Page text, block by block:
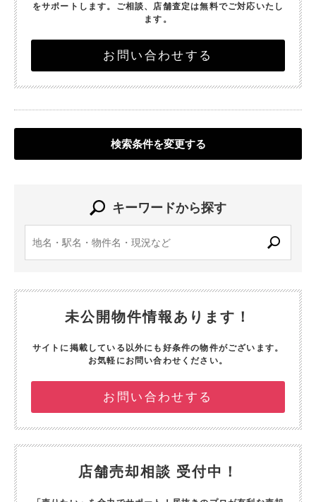
をサポートします。 ご相談、店舗査定は無料でご対応いたし
ます。
お問い合わせする
検索条件を変更する
キーワードから探す
未公開物件情報あります！
サイトに掲載している以外にも好条件の物件がございます。
お気軽にお問い合わせください。
お問い合わせする
店舗売却相談 受付中！